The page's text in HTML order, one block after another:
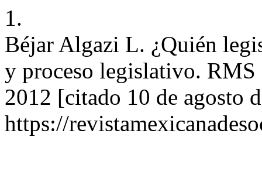
1.
Béjar Algazi L. ¿Quién
y proceso legislativo.
2012 [citado 10 de agosto
https://